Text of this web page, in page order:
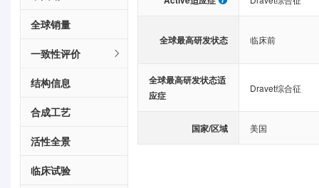
全球销量
一致性评价
结构信息
合成工艺
活性全景
临床试验
全球最高研发状态 临床前
全球最高研发状态适
应症
Dravet综合征
国家/区域 美国